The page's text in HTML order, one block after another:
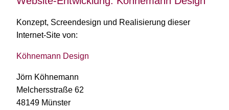
Konzept, Screendesign und Realisierung dieser
Internet-Site von:
Köhnemann Design
Jörn Köhnemann
Melchersstraße 62
48149 Münster